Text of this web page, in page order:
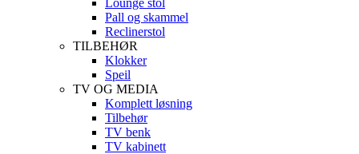
Lounge stol
Pall og skammel
Reclinerstol
TILBEHØR
Klokker
Speil
TV OG MEDIA
Komplett løsning
Tilbehør
TV benk
TV kabinett